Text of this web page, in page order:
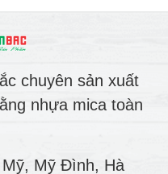
chuyên sản xuất
nhựa mica toàn
Mỹ Đình, Hà